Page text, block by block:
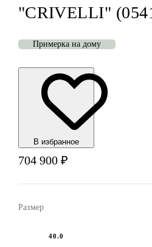
"CRIVELLI"
Примерка на дому
В избранноe
704 900 ₽
Размер
40.0